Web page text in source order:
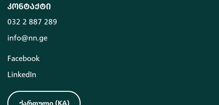
კონტაქტი
032 2 887 289
info@nn.ge
Facebook
LinkedIn
ქართული (KA)